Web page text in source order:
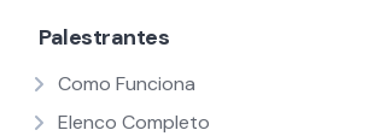
Palestrantes
Como Funciona
Elenco Completo